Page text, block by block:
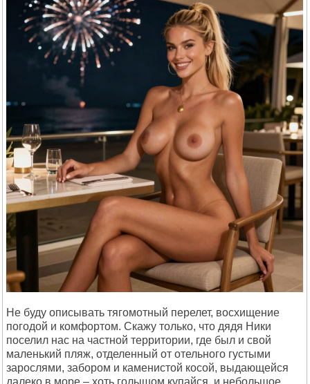
Не буду описывать тягомотный перелет, восхищение
погодой и комфортом. Скажу только, что дядя Ники
поселил нас на частной территории, где был и свой
маленький пляж, отделенный от отельного густыми
зарослями, забором и каменистой косой, выдающейся
далеко в море – хоть голышом купайся, и небольшое